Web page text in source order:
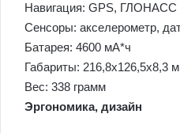
Навигация: GPS, ГЛОНАСС
Сенсоры: акселерометр,
Батарея: 4600 мА*ч
Габариты: 216,8х126,5х8,3
Вес: 338 грамм
Эргономика, дизайн